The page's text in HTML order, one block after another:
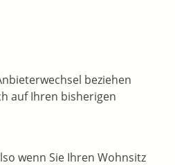
beziehen
auf Ihren bisherigen
wenn Sie Ihren Wohnsitz